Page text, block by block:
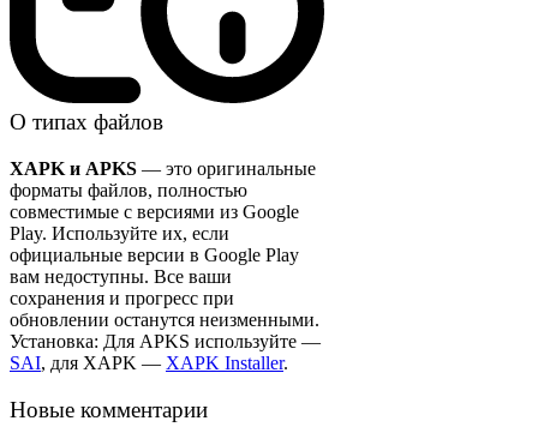
О типах файлов
XAPK и APKS — это оригинальные
форматы файлов, полностью
совместимые с версиями из Google
Play. Используйте их, если
официальные версии в Google Play
вам недоступны. Все ваши
сохранения и прогресс при
обновлении останутся неизменными.
Установка: Для APKS используйте —
SAI, для XAPK — XAPK Installer.
Новые комментарии